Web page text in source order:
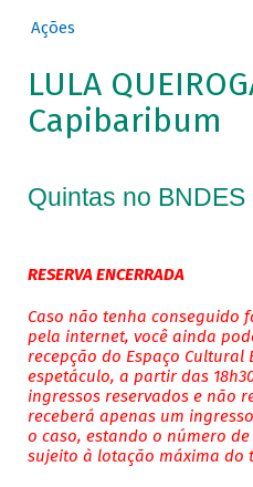
Ações
LULA
Capibaribum
Quintas no
RESERVA ENCERRADA
Caso não tenha conseguido
pela internet, você ainda
recepção do Espaço Cultural
espetáculo, a partir das
ingressos reservados e não
receberá apenas um
o caso, estando o número
sujeito à lotação máxima do